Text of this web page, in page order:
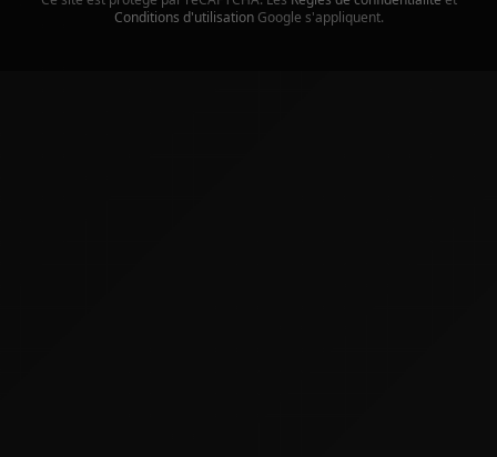
Conditions d'utilisationGoogle s'appliquent.